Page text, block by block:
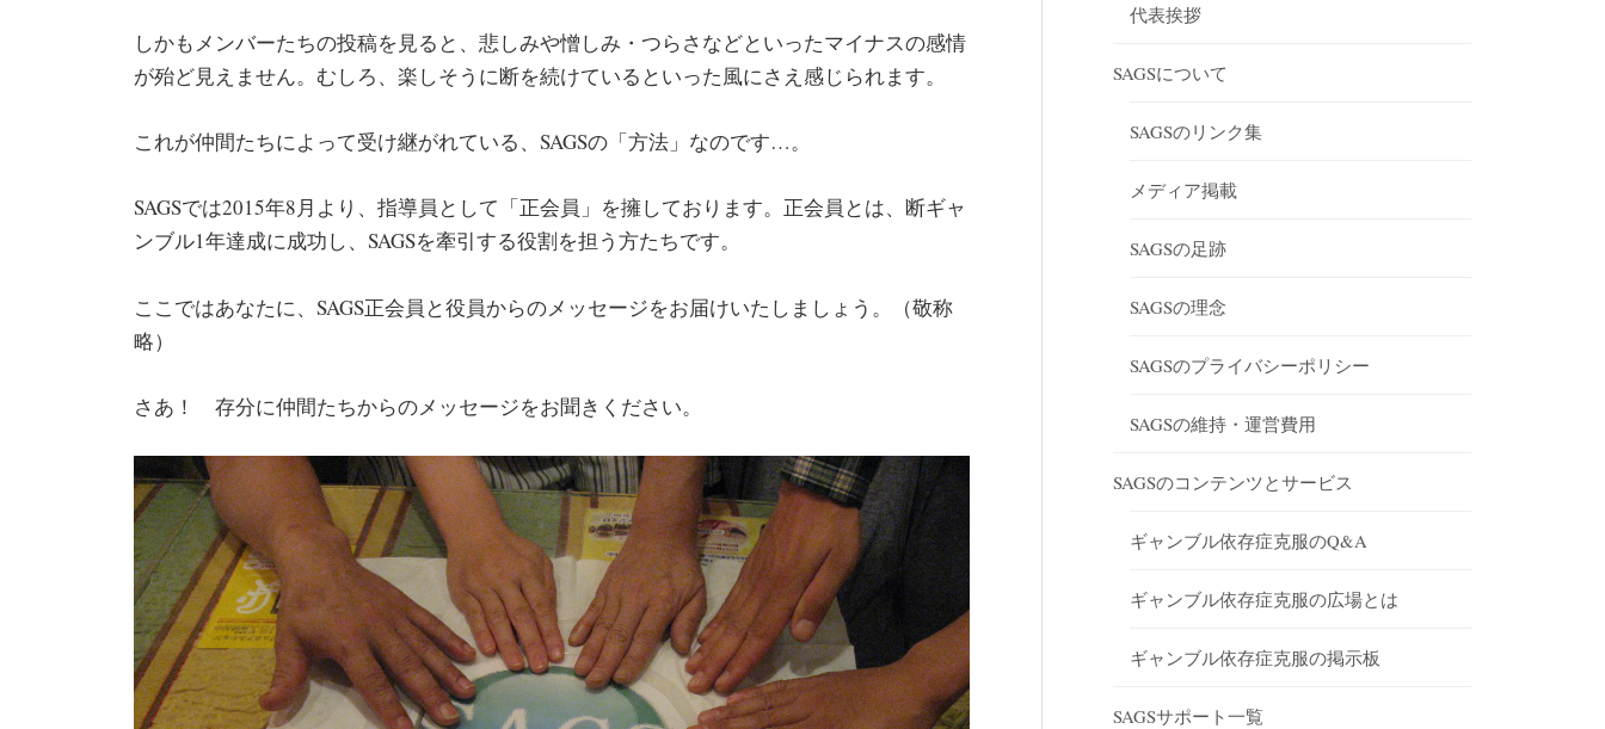
しかもメンバーたちの投稿を見ると、悲しみや憎しみ・つらさなどといったマイナスの感情
が殆ど見えません。むしろ、楽しそうに断を続けているといった風にさえ感じられます。
これが仲間たちによって受け継がれている、SAGSの「方法」なのです…。
SAGSでは2015年8月より、指導員として「正会員」を擁しております。正会員とは、断ギャ
ンブル1年達成に成功し、SAGSを牽引する役割を担う方たちです。
ここではあなたに、SAGS正会員と役員からのメッセージをお届けいたしましょう。（敬称
略）
さあ！ 存分に仲間たちからのメッセージをお聞きください。
代表挨拶
SAGSについて
SAGSのリンク集
メディア掲載
SAGSの足跡
SAGSの理念
SAGSのプライバシーポリシー
SAGSの維持・運営費用
SAGSのコンテンツとサービス
ギャンブル依存症克服のQ&A
ギャンブル依存症克服の広場とは
ギャンブル依存症克服の掲示板
SAGSサポート一覧